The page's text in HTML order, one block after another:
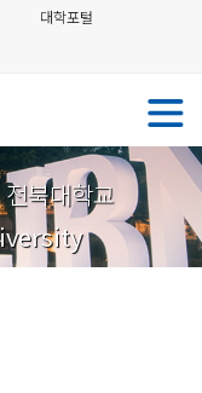
대학포털
북대학교